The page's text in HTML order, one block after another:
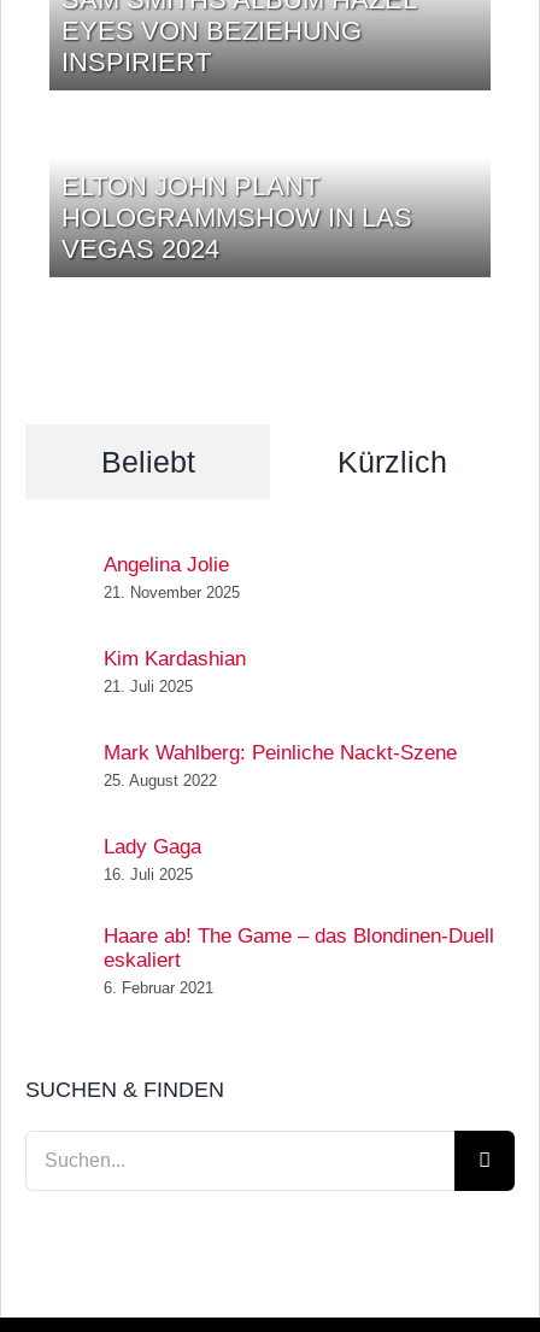
EYES VON BEZIEHUNG
INSPIRIERT
ELTON JOHN PLANT
HOLOGRAMMSHOW IN LAS
VEGAS 2024
Beliebt Kürzlich
Angelina Jolie
21. November 2025
Kim Kardashian
21. Juli 2025
Mark Wahlberg: Peinliche Nackt-Szene
25. August 2022
Lady Gaga
16. Juli 2025
Haare ab! The Game – das Blondinen-Duell
eskaliert
6. Februar 2021
SUCHEN & FINDEN
Suche
nach: